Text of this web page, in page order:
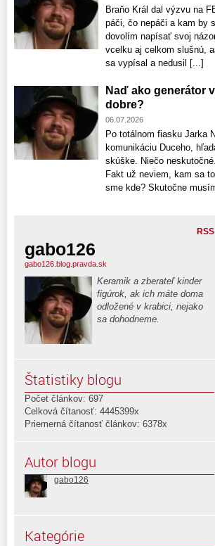
Braňo Král dal výzvu na
páči, čo nepáči a kam by
dovolím napísať svoj
vcelku aj celkom slušnú,
sa vypísal a nedusil [...]
Naď ako generátor
dobre?
06.07.2026
Po totálnom fiasku Jarka
komunikáciu Duceho,
skúške. Niečo
Fakt už neviem, kam sa
sme kde? Skutočne
RSS
gabo126
gabo126.blog.pravda.sk
Keramik a zberateľ kinder
figúrok, ak ich máte doma
odložené v krabici, nejako
sa dohodneme.
Štatistiky blogu
Počet článkov: 697
Celková čítanosť: 4445399x
Priemerná čítanosť článkov: 6378x
Autor blogu
gabo126
Kategórie